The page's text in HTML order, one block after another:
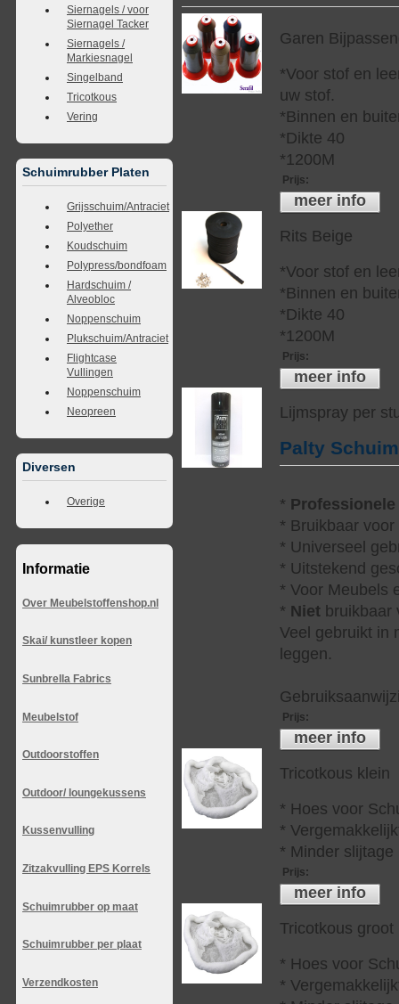
Siernagels / voor
Siernagel Tacker
Siernagels /
Markiesnagel
Singelband
Tricotkous
Vering
Schuimrubber Platen
Grijsschuim/Antraciet
Polyether
Koudschuim
Polypress/bondfoam
Hardschuim /
Alveobloc
Noppenschuim
Plukschuim/Antraciet
Flightcase
Vullingen
Noppenschuim
Neopreen
Diversen
Overige
Informatie
Over Meubelstoffenshop.nl
Skai/ kunstleer kopen
Sunbrella Fabrics
Meubelstof
Outdoorstoffen
Outdoor/ loungekussens
Kussenvulling
Zitzakvulling EPS Korrels
Schuimrubber op maat
Schuimrubber per plaat
Verzendkosten
Garen
*Voor stof en
uw stof.
*Binnen en
*Dikte 40
*1200M
Prijs:
meer info
Rits Beige
*Voor stof en
*Binnen en
*Dikte 40
*1200M
Prijs:
meer info
Lijmspray per
Palty
* Professionele
* Bruikbaar
* Universeel
* Uitstekend
* Voor Meubels
* Niet bruikbaar
Veel gebruikt in
leggen.
Prijs:
meer info
Tricotkous klein
* Hoes voor
*
* Minder slijtage
Prijs:
meer info
Tricotkous groot
* Hoes voor
*